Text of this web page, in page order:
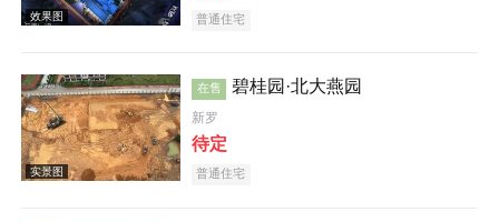
效果图
普通住宅
在售 碧桂园·北大燕园
新罗
待定
普通住宅